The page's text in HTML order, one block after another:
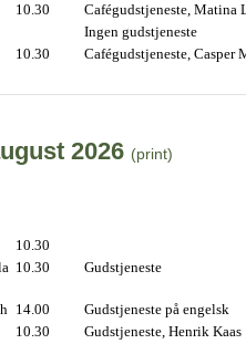
10.30
Cafégudstjeneste, Matina
Ingen gudstjeneste
10.30 Cafégudstjeneste, Casper
2026 (print)
10.30
10.30 Gudstjeneste
14.00
Gudstjeneste på engelsk
10.30
Gudstjeneste, Henrik Kaas